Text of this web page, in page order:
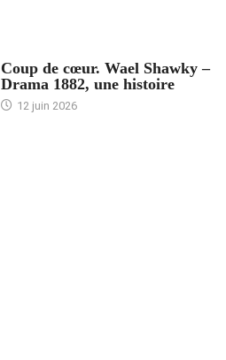
Coup de cœur. Wael Shawky –
Drama 1882, une histoire
12 juin 2026